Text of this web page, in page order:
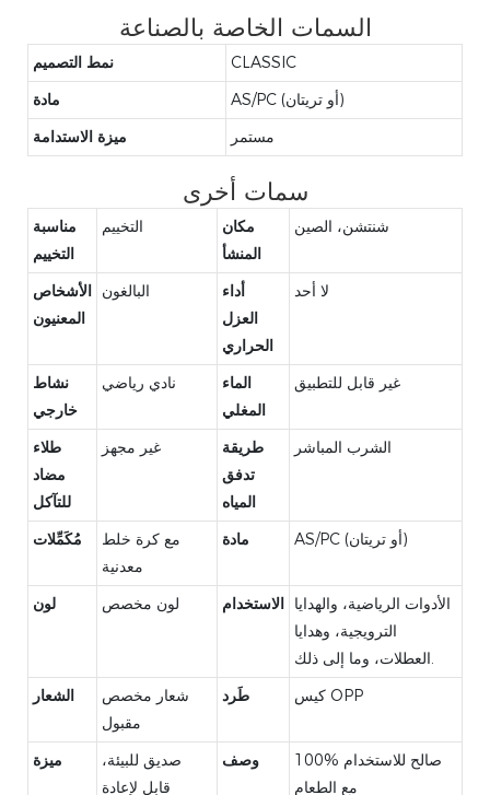
السمات الخاصة بالصناعة
نمط التصميم
CLASSIC
مادة
AS/PC (أو تريتان)
ميزة الاستدامة
مستمر
سمات أخرى
مناسبة
التخييم
التخييم
مكان
المنشأ
شنتشن، الصين
الأشخاص
المعنيون
البالغون
أداء
العزل
الحراري
لا أحد
نشاط
خارجي
نادي رياضي
الماء
المغلي
غير قابل للتطبيق
طلاء
مضاد
للتآكل
غير مجهز
طريقة
تدفق
المياه
الشرب المباشر
مُكَمِّلات
مع كرة خلط
معدنية
مادة AS/PC (أو تريتان)
لون لون مخصص الاستخدام الأدوات الرياضية، والهدايا
الترويجية، وهدايا
العطلات، وما إلى ذلك.
الشعار
شعار مخصص
مقبول
طَرد كيس OPP
ميزة
صديق للبيئة،
قابل لإعادة
وصف
100% صالح للاستخدام
مع الطعام